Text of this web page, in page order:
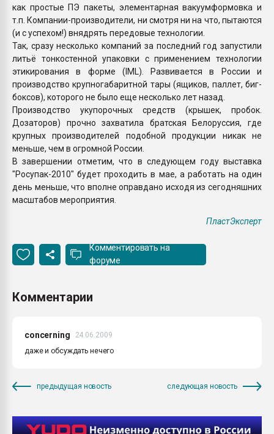
как простые ПЭ пакеты, элементарная вакуумформовка и
т.п. Компании-производители, ни смотря ни на что, пытаются
(и с успехом!) внядрять передовые технологии.
Так, сразу несколько компаний за последний год запустили
литьё тонкостенной упаковки с применением технологии
этикирования в форме (IML). Развивается в России и
производство крупногабаритной тары (ящиков, паллет, биг-
боксов), которого не было еще несколько лет назад.
Производство укупорочных средств (крышек, пробок.
Дозаторов) прочно захватила братская Белоруссия, где
крупных производителей подобной продукции никак не
меньше, чем в огромной России.
В завершении отметим, что в следующем году выставка
"Росупак-2010" будет проходить в мае, а работать на один
день меньше, что вполне оправдано исходя из сегодняшних
масштабов мероприятия.
ПластЭксперт
Комментировать на
форуме
Комментарии
concerning
24.06.2009
даже и обсуждать нечего
предыдущая новость следующая новость